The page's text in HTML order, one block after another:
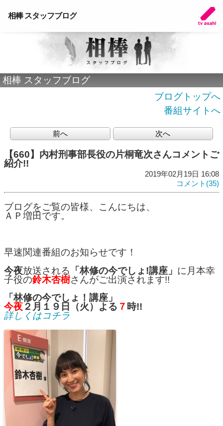
相棒 スタッフブログ
相棒 スタッフブログ
ブログトップへ
番組サイトへ
前へ 次へ
【660】内村刑事部長役の片桐竜次さんコメントご
紹介!!
2019年02月19日 16:08
コメント(35)
ブログをご覧の皆様、こんにちは、
ＡＰ増田です。
早速関連番組のお知らせです！
今夜放送される 「林修の今でしょ!講座」 に月本幸
子役の鈴木杏樹さんがご出演されます!!
「林修の今でしょ！講座」
今夜２月１９日（火）よる ７ 時!!
詳しくはコチラ